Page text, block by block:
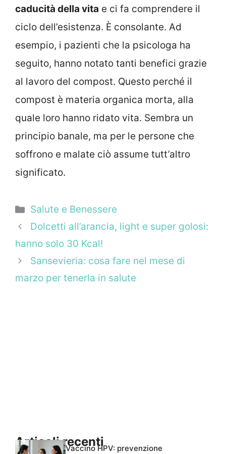
caducità della vita e ci fa comprendere il
ciclo dell’esistenza. È consolante. Ad
esempio, i pazienti che la psicologa ha
seguito, hanno notato tanti benefici grazie
al lavoro del compost. Questo perché il
compost è materia organica morta, alla
quale loro hanno ridato vita. Sembra un
principio banale, ma per le persone che
soffrono e malate ciò assume tutt’altro
significato.
Categorie
Salute e Benessere
Dolcetti all’arancia, light e super golosi:
hanno solo 30 Kcal!
Sansevieria: cosa fare nel mese di
marzo per tenerla in salute
Articoli recentiVaccino HPV: prevenzione